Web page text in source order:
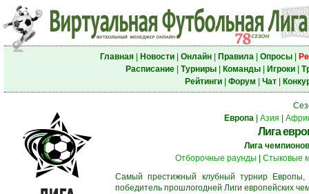
Главная| Новости| Онлайн| Правила| Опросы|
Расписание| Турниры| Команды| Игроки|
Рейтинги| Форум Чат|
Европа
Азия
Лига
Лига чемпионов
Отборочные раунды
Стыковые
Самый престижный клубный турнир
победитель прошлогодней Лиги европейских